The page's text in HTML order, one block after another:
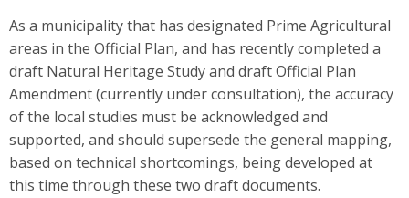
As a municipality that has designated Prime Agricultural
areas in the Official Plan, and has recently completed a
draft Natural Heritage Study and draft Official Plan
Amendment (currently under consultation), the accuracy
of the local studies must be acknowledged and
supported, and should supersede the general mapping,
based on technical shortcomings, being developed at
this time through these two draft documents.